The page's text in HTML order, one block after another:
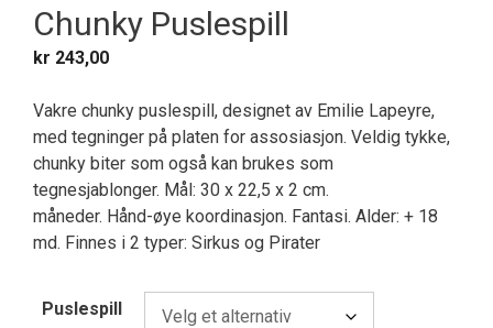
Chunky Puslespill
kr 243,00
Vakre chunky puslespill, designet av Emilie Lapeyre,
med tegninger på platen for assosiasjon. Veldig tykke,
chunky biter som også kan brukes som
tegnesjablonger. Mål: 30 x 22,5 x 2 cm.
måneder. Hånd-øye koordinasjon. Fantasi. Alder: + 18
md. Finnes i 2 typer: Sirkus og Pirater
Puslespill